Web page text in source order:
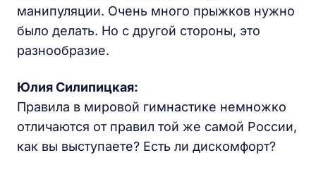
манипуляции. Очень много прыжков нужно
было делать. Но с другой стороны, это
разнообразие.
Юлия Силипицкая:
Правила в мировой гимнастике немножко
отличаются от правил той же самой России,
как вы выступаете? Есть ли дискомфорт?